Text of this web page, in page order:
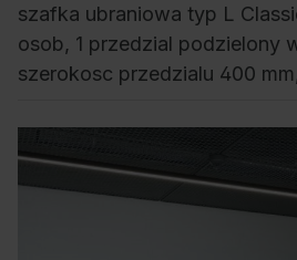
szafka ubraniowa typ L
osob, 1 przedzial podzielony
szerokosc przedzialu 400